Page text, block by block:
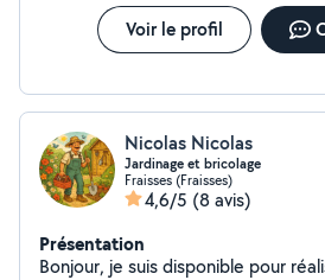
Voir le profil
Nicolas Nicolas
Jardinage et bricolage
Fraisses (Fraisses)
4,6/5 (8 avis)
Présentation
Bonjour, je suis disponible pour